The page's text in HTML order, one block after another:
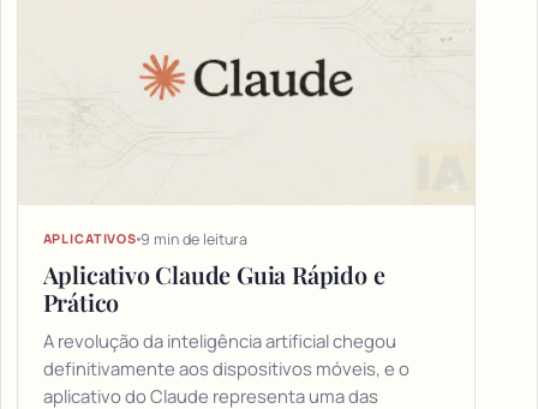
APLICATIVOS 9 min de leitura
Aplicativo Claude Guia Rápido e
Prático
A revolução da inteligência artificial chegou
definitivamente aos dispositivos móveis, e o
aplicativo do Claude representa uma das